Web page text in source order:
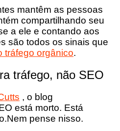
mantêm as pessoas
compartilhando seu
a ele e contando aos
são todos os sinais que
tráfego orgânico.
tráfego, não SEO
, o blog
está morto. Está
pense nisso.